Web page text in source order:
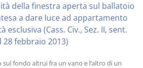
della finestra aperta sul ballatoio
a dare luce ad appartamento
esclusiva (Cass. Civ., Sez. II, sent.
28 febbraio 2013)
sul fondo altrui fra un vano e l’altro di un